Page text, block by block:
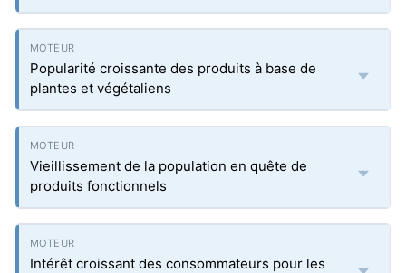
Popularité croissante des produits à base de
plantes et végétaliens
Vieillissement de la population en quête de
produits fonctionnels
Intérêt croissant des consommateurs pour les